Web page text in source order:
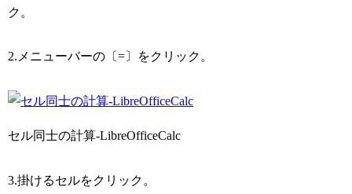
ク。
2.メニューバーの〔=〕をクリック。
セル同士の計算-LibreOfficeCalc
3.掛けるセルをクリック。